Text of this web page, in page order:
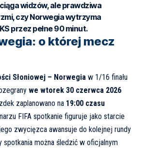
widzów, ale prawdziwa
czy Norwegia wytrzyma
przez pełne 90 minut.
o której mecz
Słoniowej – Norwegia w 1/16 finału
we wtorek 30 czerwca 2026
zaplanowano na 19:00 czasu
FIFA spotkanie figuruje jako starcie
zwycięzca awansuje do kolejnej rundy
spotkania można śledzić w oficjalnym